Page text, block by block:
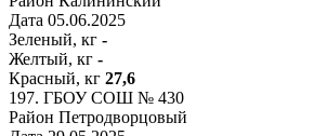
Дата 05.06.2025
Зеленый, кг -
Желтый, кг -
Красный, кг 27,6
197. ГБОУ СОШ № 430
Район Петродворцовый